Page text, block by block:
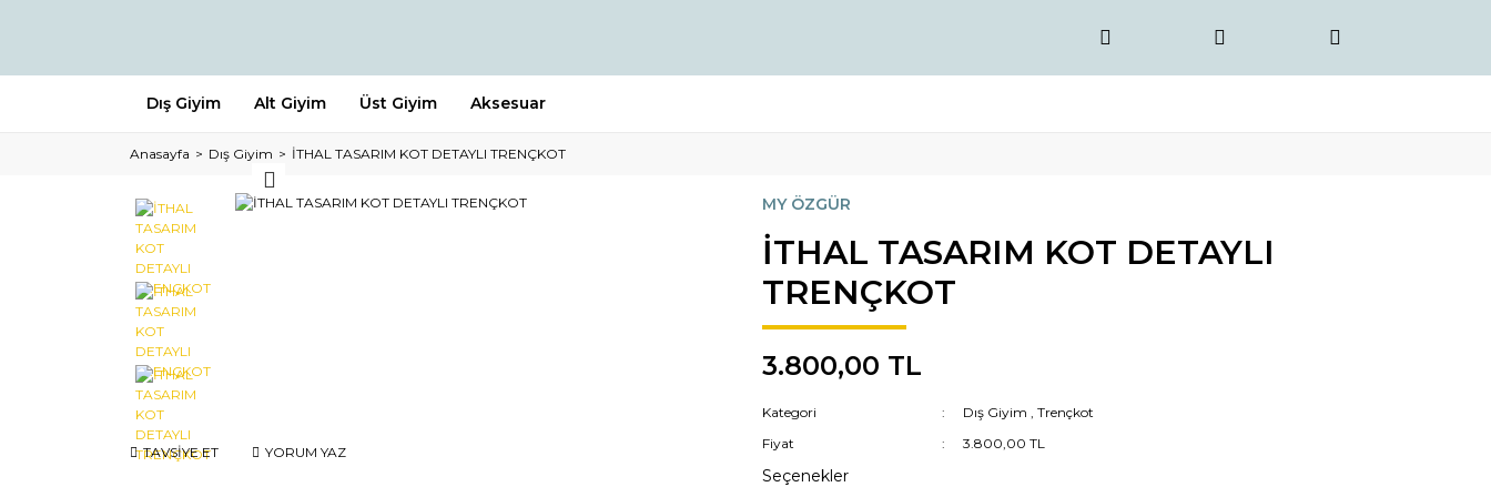
Dış Giyim Alt Giyim Üst Giyim Aksesuar
Anasayfa Dış Giyim İTHAL TASARIM KOT DETAYLI TRENÇKOT
TAVSİYE ET YORUM YAZ
MY ÖZGÜR
İTHAL TASARIM KOT DETAYLI
TRENÇKOT
3.800,00 TL
Kategori Dış Giyim , Trençkot
Fiyat
3.800,00 TL
Seçenekler